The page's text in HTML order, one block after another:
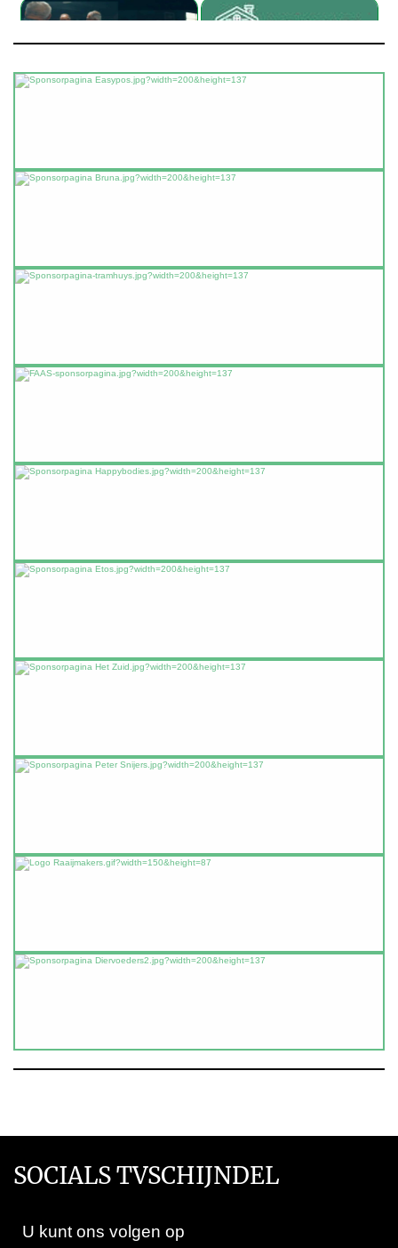
SOCIALS TVSCHIJNDEL
U kunt ons volgen op